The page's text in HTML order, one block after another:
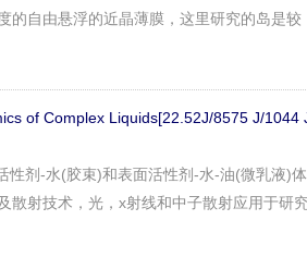
的自由悬浮的近晶薄膜，这里研究的岛是较
of Complex Liquids[22.52J/8575 J/1044
性剂-水(胶束)和表面活性剂-水-油(微乳液)体
散射技术，光，x射线和中子散射应用于研